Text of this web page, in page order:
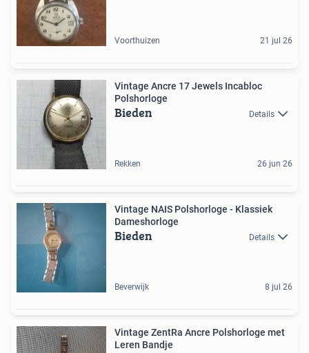
Voorthuizen 21 jul 26
Vintage Ancre 17 Jewels Incabloc
Polshorloge
Bieden Details
Rekken 26 jun 26
Vintage NAIS Polshorloge - Klassiek
Dameshorloge
Bieden Details
Beverwijk 8 jul 26
Vintage ZentRa Ancre Polshorloge met
Leren Bandje